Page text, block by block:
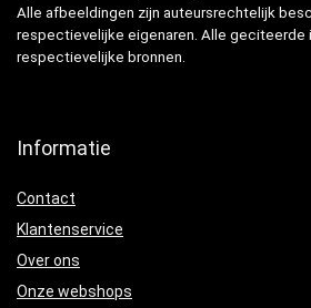
Alle afbeeldingen zijn auteursrechtelijk
respectievelijke eigenaren. Alle geciteerde
respectievelijke bronnen.
Informatie
Contact
Klantenservice
Over ons
Onze webshops